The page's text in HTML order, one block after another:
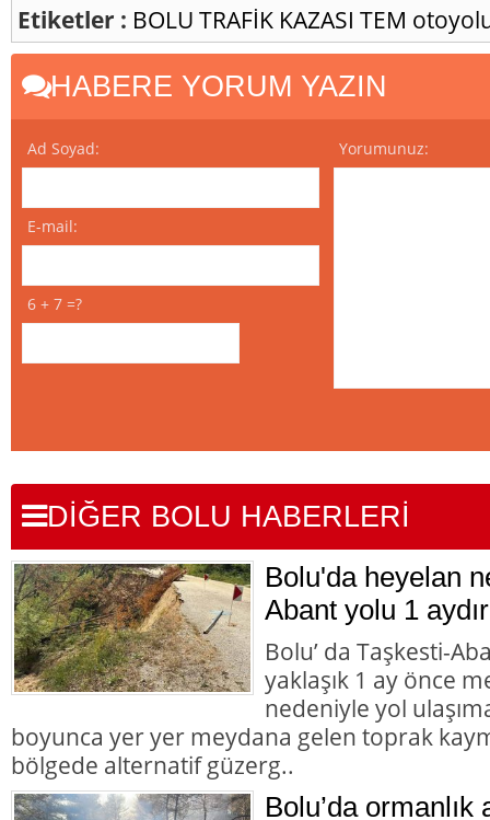
Etiketler : BOLU TRAFİK KAZASI TEM
HABERE YORUM YAZIN
Ad Soyad:
E-mail:
6 + 7 =?
Yorumunuz:
DİĞER BOLU HABERLERİ
Bolu'da heyelan
Abant yolu 1
Bolu’ da Taşkesti-
yaklaşık 1 ay önce
nedeniyle yol
boyunca yer yer meydana gelen toprak
bölgede alternatif güzerg..
Bolu’da ormanlık